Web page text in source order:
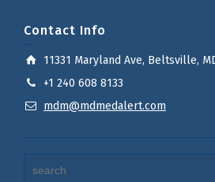
Contact Info
11331 Maryland Ave, Beltsville,
+1 240 608 8133
mdm@mdmedalert.com